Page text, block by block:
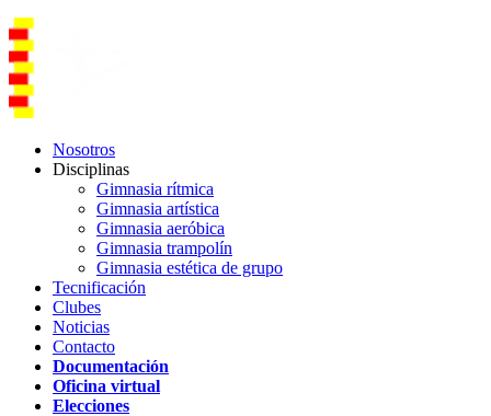
Nosotros
Disciplinas
Gimnasia rítmica
Gimnasia artística
Gimnasia aeróbica
Gimnasia trampolín
Gimnasia estética de grupo
Tecnificación
Clubes
Noticias
Contacto
Documentación
Oficina virtual
Elecciones